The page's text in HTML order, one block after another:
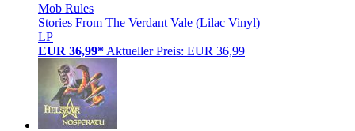
Mob Rules
Stories From The Verdant Vale (Lilac Vinyl)
LP
EUR 36,99* Aktueller Preis: EUR 36,99